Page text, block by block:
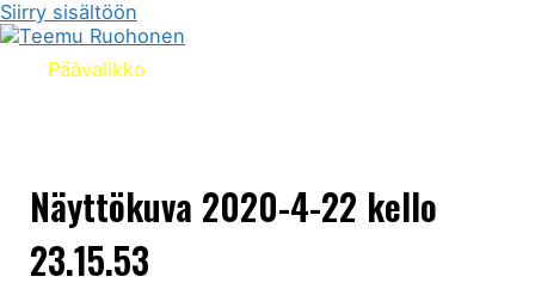
Siirry sisältöön
Päävalikko
Näyttökuva 2020-4-22 kello
23.15.53